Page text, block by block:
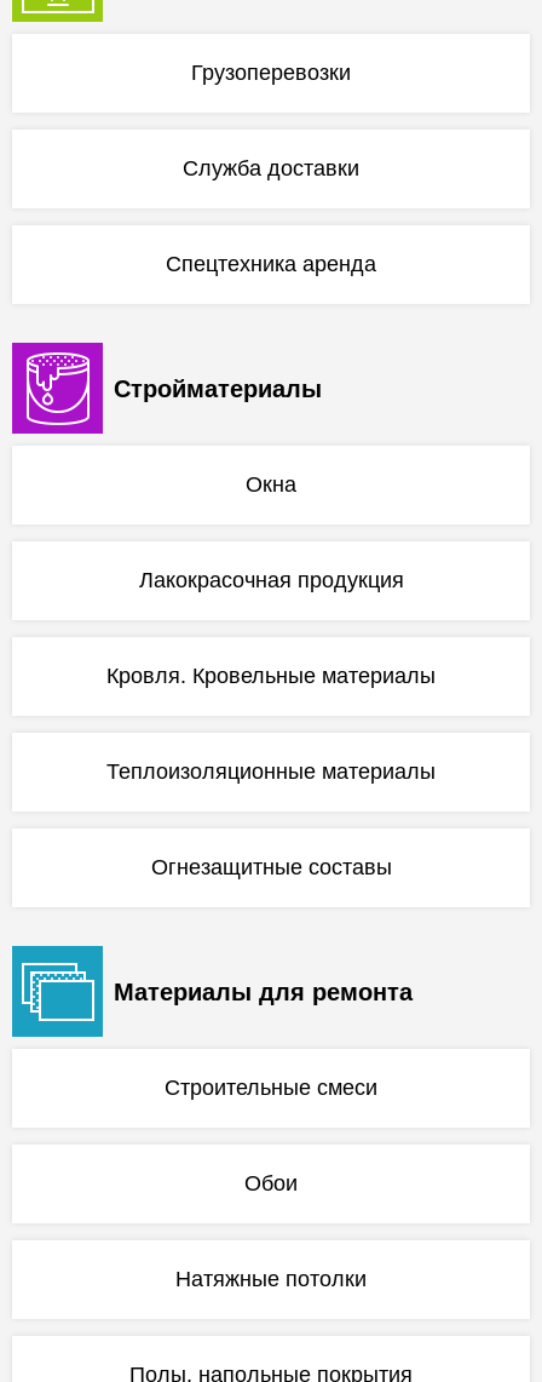
Грузоперевозки
Служба доставки
Спецтехника аренда
Стройматериалы
Окна
Лакокрасочная продукция
Кровля. Кровельные материалы
Теплоизоляционные материалы
Огнезащитные составы
Материалы для ремонта
Строительные смеси
Обои
Натяжные потолки
Полы, напольные покрытия